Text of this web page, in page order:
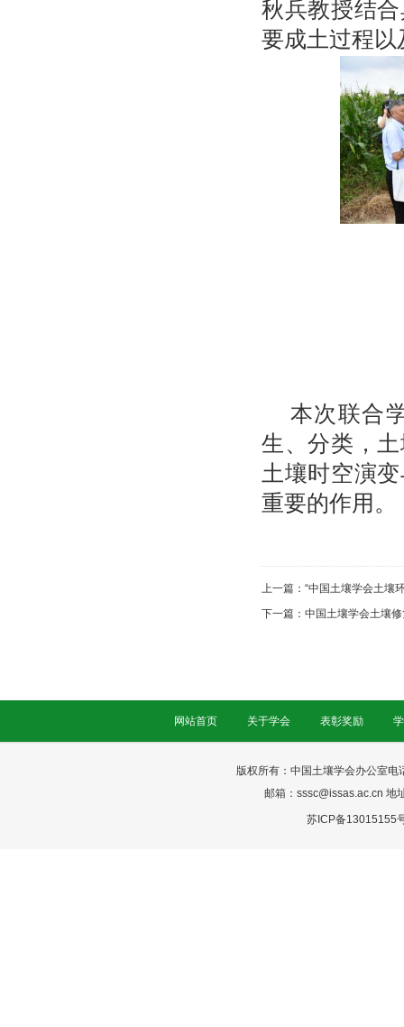
秋兵教授结
要成土过程
本次联合
生、分类，
土壤时空演
重要的作用 。
上一篇： “中国土壤学会土壤
下一篇： 中国土壤学会土壤
网站首页 关于学会 表彰奖励
版权所有：中国土壤学会办公室
邮箱：sssc@issas.ac.cn 地
苏ICP备13015155